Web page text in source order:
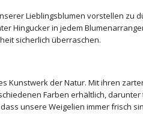
Lieblingsblumen vorstellen zu
Hingucker in jedem
sicherlich überraschen.
Kunstwerk der Natur. Mit ihren
Farben erhältlich,
unsere Weigelien immer frisch